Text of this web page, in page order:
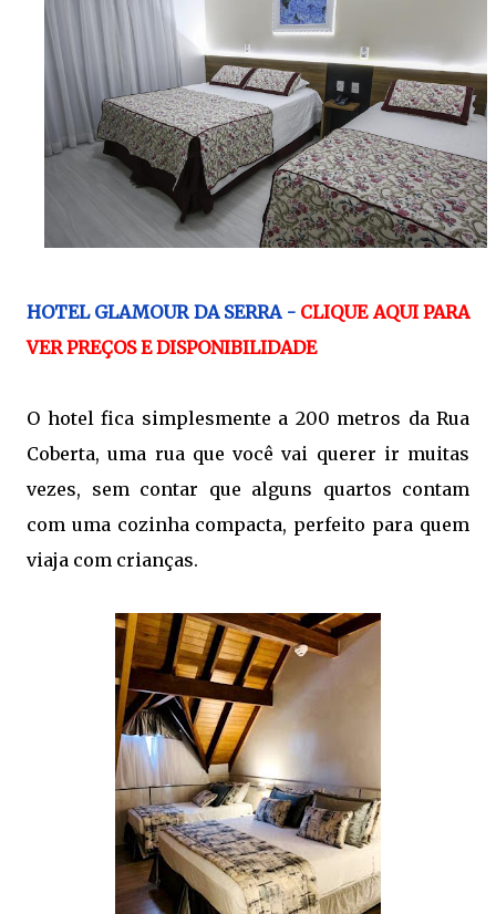
HOTEL GLAMOUR DA SERRA - CLIQUE AQUI PARA
VER PREÇOS E DISPONIBILIDADE
O hotel fica simplesmente a 200 metros da Rua
Coberta, uma rua que você vai querer ir muitas
vezes, sem contar que alguns quartos contam
com uma cozinha compacta, perfeito para quem
viaja com crianças.